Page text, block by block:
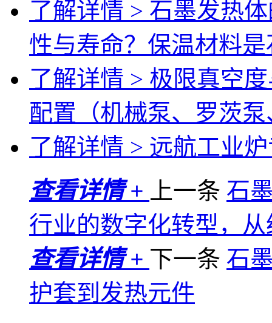
了解详情 > 石墨发热
性与寿命？保温材料
了解详情 > 极限真空
配置（机械泵、罗茨
了解详情 > 远航工业
查看详情 +
上一条 石
行业的数字化转型，
查看详情 + 下一条 石
护套到发热元件